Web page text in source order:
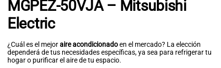
MGPEZ-50VJA – Mitsubishi
Electric
¿Cuál es el mejoraire acondicionadoen el mercado? La elección
dependerá de tus necesidades específicas, ya sea para refrigerar tu
hogar o purificar el aire de tu espacio.